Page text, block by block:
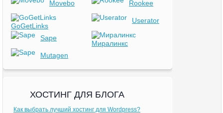
Movebo
GoGetLinks
Sape
Mutagen
Rookee
Userator
Миралинкс
ХОСТИНГ ДЛЯ БЛОГА
Как выбрать лучший хостинг для Wordpress?